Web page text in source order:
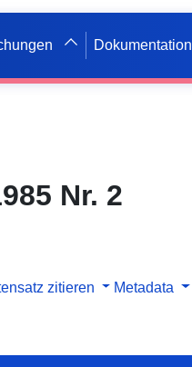
Dokumentation
Nr. 2
zitieren Metadata